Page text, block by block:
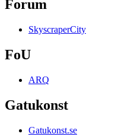
Forum
SkyscraperCity
FoU
ARQ
Gatukonst
Gatukonst.se